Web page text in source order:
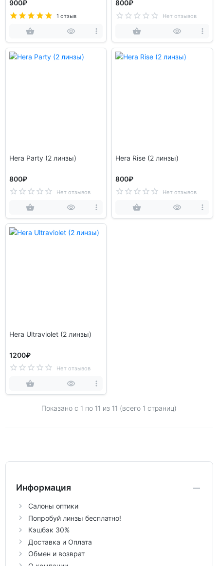
900₽
1 отзыв
800₽
Нет отзывов
Hera Party (2 линзы)
800₽
Нет отзывов
Hera Rise (2 линзы)
800₽
Нет отзывов
Hera Ultraviolet (2 линзы)
1200₽
Нет отзывов
Показано с 1 по 11 из 11 (всего 1 страниц)
Информация
Салоны оптики
Попробуй линзы бесплатно!
Кэшбэк 30%
Доставка и Оплата
Обмен и возврат